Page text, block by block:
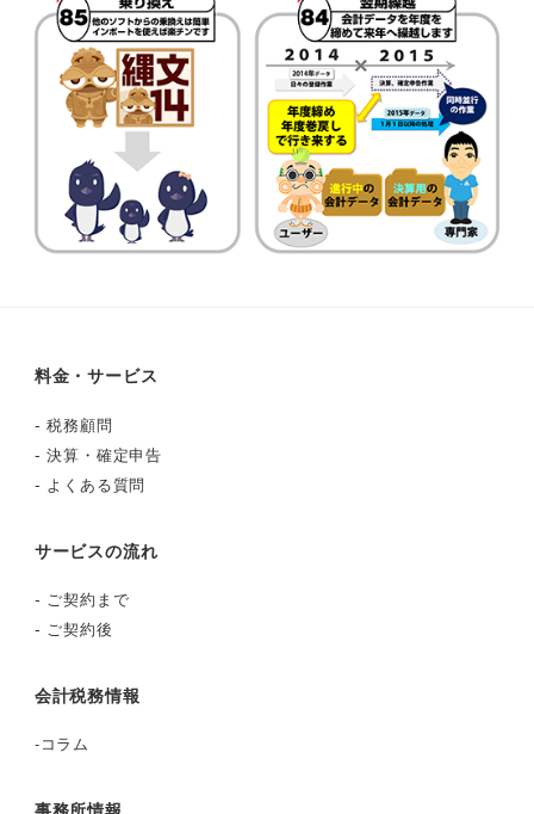
料金・サービス
-税務顧問
-決算・確定申告
- よくある質問
サービスの流れ
- ご契約まで
- ご契約後
会計税務情報
-コラム
事務所情報